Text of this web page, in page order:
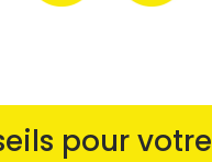
pour votre